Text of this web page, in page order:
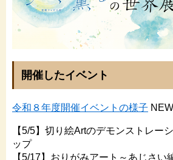
開催したイベント
令和８年度開催イベントの様子
【5/5】切り絵Artのデモンストレー
ップ
【5/17】おりがみアート～あじさい